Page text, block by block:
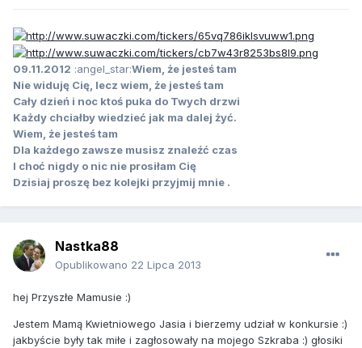
09.11.2012 :angel_star:Wiem, że jesteś tam
Nie widuję Cię, lecz wiem, że jesteś tam
Cały dzień i noc ktoś puka do Twych drzwi
Każdy chciałby wiedzieć jak ma dalej żyć.
Wiem, że jesteś tam
Dla każdego zawsze musisz znaleźć czas
I choć nigdy o nic nie prosiłam Cię
Dzisiaj proszę bez kolejki przyjmij mnie .
Nastka88
Opublikowano 22 Lipca 2013
hej Przyszłe Mamusie :)
Jestem Mamą Kwietniowego Jasia i bierzemy udział w konkursie :)
jakbyście były tak miłe i zagłosowały na mojego Szkraba :) głosiki